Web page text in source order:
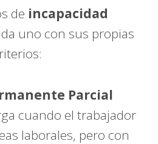
de incapacidad
uno con sus propias
Parcial
cuando el trabajador
laborales, pero con